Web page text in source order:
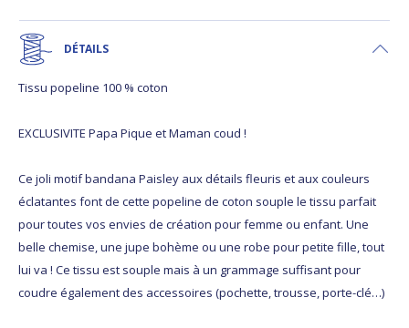
DÉTAILS
Tissu popeline 100 % coton
EXCLUSIVITE Papa Pique et Maman coud !
Ce joli motif bandana Paisley aux détails fleuris et aux couleurs
éclatantes font de cette popeline de coton souple le tissu parfait
pour toutes vos envies de création pour femme ou enfant. Une
belle chemise, une jupe bohème ou une robe pour petite fille, tout
lui va ! Ce tissu est souple mais à un grammage suffisant pour
coudre également des accessoires (pochette, trousse, porte-clé…)